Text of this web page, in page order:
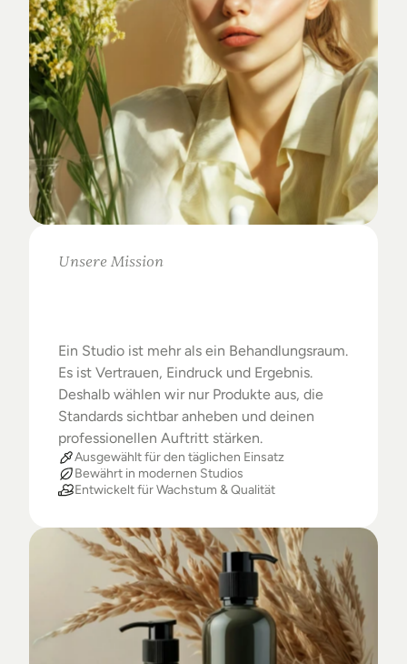
Unsere Mission
Ein Studio ist mehr als ein Behandlungsraum.
Es ist Vertrauen, Eindruck und Ergebnis.
Deshalb wählen wir nur Produkte aus, die
Standards sichtbar anheben und deinen
professionellen Auftritt stärken.
Ausgewählt für den täglichen Einsatz
Bewährt in modernen Studios
Entwickelt für Wachstum & Qualität